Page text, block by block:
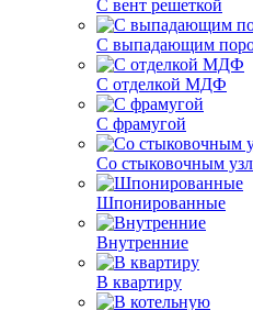
С вент решеткой
С выпадающим
С отделкой МДФ
С фрамугой
Со стыковочным
Шпонированные
Внутренние
В квартиру